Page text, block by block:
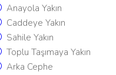
Anayola Yakın
Caddeye Yakın
Sahile Yakın
Toplu Taşımaya Yakın
Arka Cephe